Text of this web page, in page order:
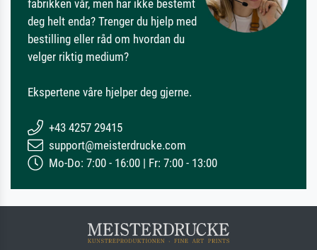
fabrikken vår, men har ikke bestemt
deg helt enda? Trenger du hjelp med
bestilling eller råd om hvordan du
velger riktig medium?
Ekspertene våre hjelper deg gjerne.
+43 4257 29415
support@meisterdrucke.com
Mo-Do: 7:00 - 16:00 | Fr: 7:00 - 13:00